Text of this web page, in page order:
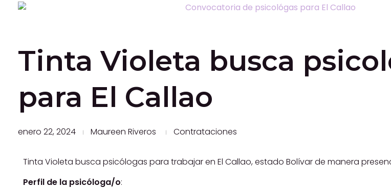
Tinta Violeta busca
para El Callao
enero 22, 2024 Maureen Riveros Contrataciones
Tinta Violeta busca psicólogas para trabajar en El Callao, estado Bolívar de manera
Perfil de la psicóloga/o: